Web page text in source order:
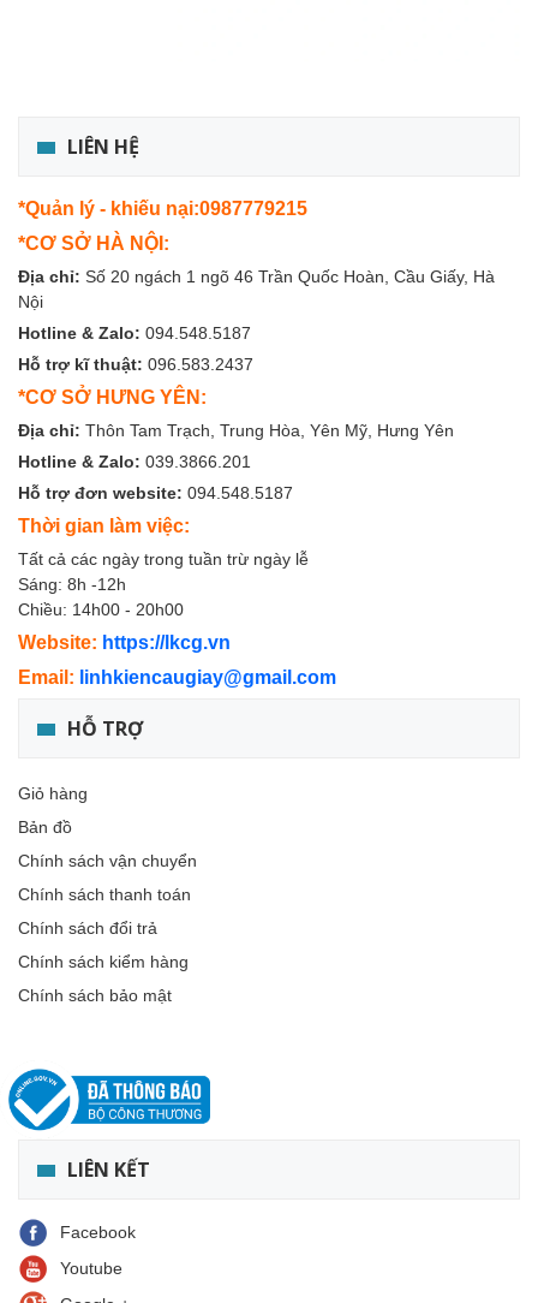
LIÊN HỆ
*Quản lý - khiếu nại:0987779215
*CƠ SỞ HÀ NỘI:
Địa chỉ: Số 20 ngách 1 ngõ 46 Trần Quốc Hoàn, Cầu Giấy, Hà
Nội
Hotline & Zalo: 094.548.5187
Hỗ trợ kĩ thuật: 096.583.2437
*CƠ SỞ HƯNG YÊN:
Địa chỉ: Thôn Tam Trạch, Trung Hòa, Yên Mỹ, Hưng Yên
Hotline & Zalo: 039.3866.201
Hỗ trợ đơn website: 094.548.5187
Thời gian làm việc:
Tất cả các ngày trong tuần trừ ngày lễ
Sáng: 8h -12h
Chiều: 14h00 - 20h00
Website: https://lkcg.vn
Email: linhkiencaugiay@gmail.com
HỖ TRỢ
Giỏ hàng
Bản đồ
Chính sách vận chuyển
Chính sách thanh toán
Chính sách đổi trả
Chính sách kiểm hàng
Chính sách bảo mật
LIÊN KẾT
Facebook
Youtube